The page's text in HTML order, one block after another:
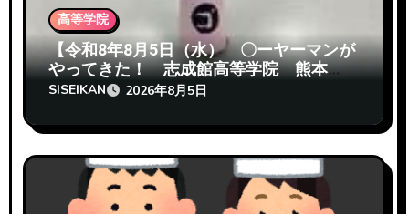
高等学院
【令和8年8月5日（水） 〇ーヤーマンが
やってきた！ 志成館高等学院 熊本
校】
SISEIKAN 2026年8月5日